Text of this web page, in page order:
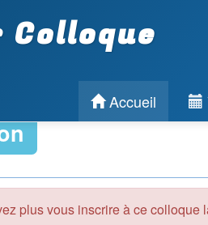
Colloque
Accueil
plus vous inscrire à ce colloque